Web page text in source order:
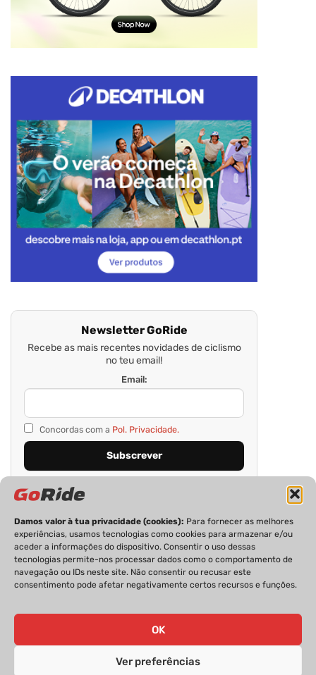
Damos valor à tua privacidade (cookies): Para fornecer as melhores
experiências, usamos tecnologias como cookies para armazenar e/ou
aceder a informações do dispositivo. Consentir o uso dessas
tecnologias permite-nos processar dados como o comportamento de
navegação ou IDs neste site. Não consentir ou recusar este
consentimento pode afetar negativamente certos recursos e funções.
OK
Ver preferências
Newsletter GoRide
Recebe as mais recentes novidades de ciclismo
no teu email!
Email:
Concordas com a Pol. Privacidade.
PRIVACIDADE FICHA TÉCNICA
ESTATUTO EDITORIAL